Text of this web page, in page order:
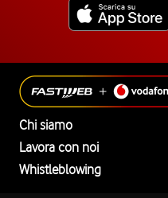
Chi siamo
Lavora con noi
Whistleblowing